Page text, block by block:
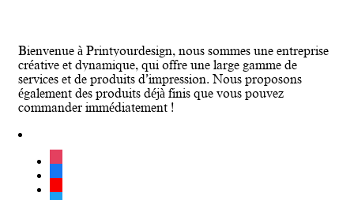
Bienvenue à Printyourdesign, nous sommes une entreprise
créative et dynamique, qui offre une large gamme de
services et de produits d’impression. Nous proposons
également des produits déjà finis que vous pouvez
commander immédiatement !
instagram
facebook
youtube